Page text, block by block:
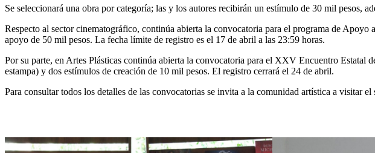
Se seleccionará una obra por categoría; las y los autores recibirán un estímulo de 30 mil pesos,
Respecto al sector cinematográfico, continúa abierta la convocatoria para el programa de
apoyo de 50 mil pesos. La fecha límite de registro es el 17 de abril a las 23:59 horas.
Por su parte, en Artes Plásticas continúa abierta la convocatoria para el XXV Encuentro
estampa) y dos estímulos de creación de 10 mil pesos. El registro cerrará el 24 de abril.
Para consultar todos los detalles de las convocatorias se invita a la comunidad artística a visitar